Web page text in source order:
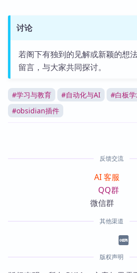
讨论
若阁下有独到的见解或新颖的想
留言，与大家共同探讨。
#学习与教育 #自动化与AI #白板
#obsidian插件
反馈交流
AI 客服
QQ群
微信群
其他渠道
版权声明